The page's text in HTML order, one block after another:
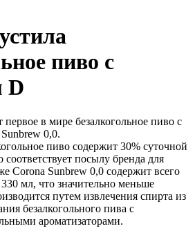
пиво с
D
первое в мире безалкогольное пиво с
0,0.
пиво содержит 30% суточной
посылу бренда для
Corona Sunbrew 0,0 содержит всего
мл, что значительно меньше
путем извлечения спирта из
безалкогольного пива с
ароматизаторами.